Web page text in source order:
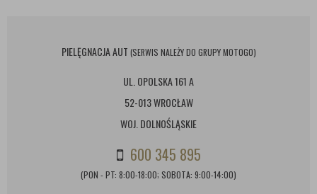
PIELĘGNACJA AUT (SERWIS NALEŻY DO GRUPY MOTOGO)
UL. OPOLSKA 161 A
52-013 WROCŁAW
WOJ. DOLNOŚLĄSKIE
600 345 895
(PON - PT: 8:00-18:00; SOBOTA: 9:00-14:00)